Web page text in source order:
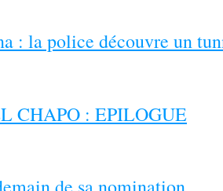
: la police découvre un
CHAPO : EPILOGUE